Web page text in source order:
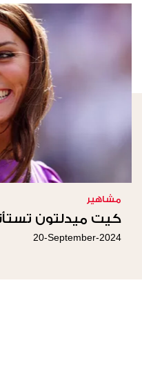
مشاهير
كيت ميدلتون
20-September-2024